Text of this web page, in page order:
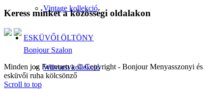
Vintage kollekció
ESKÜVŐI ÖLTÖNY
Wilvorst kollekció
Keress minket a közösségi oldalakon
Bonjour Szalon
Minden jog Fenntartva © Copyright - Bonjour Menyasszonyi és
esküvői ruha kölcsönző
Scroll to top